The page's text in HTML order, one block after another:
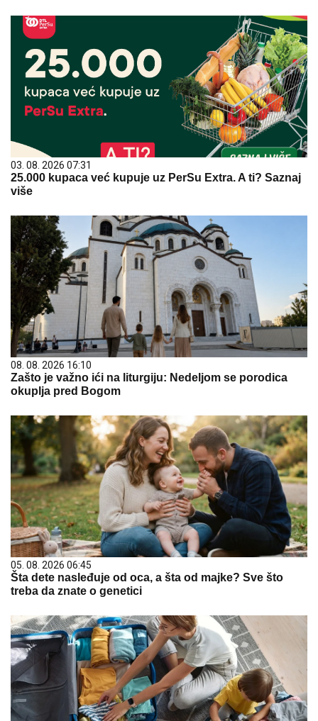
03. 08. 2026 07:31
25.000 kupaca već kupuje uz PerSu Extra. A ti? Saznaj
više
08. 08. 2026 16:10
Zašto je važno ići na liturgiju: Nedeljom se porodica
okuplja pred Bogom
05. 08. 2026 06:45
Šta dete nasleđuje od oca, a šta od majke? Sve što
treba da znate o genetici